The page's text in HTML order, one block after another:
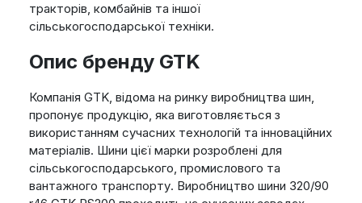
тракторів, комбайнів та іншої
сільськогосподарської техніки.
Опис бренду GTK
Компанія GTK, відома на ринку виробництва шин,
пропонує продукцію, яка виготовляється з
використанням сучасних технологій та інноваційних
матеріалів. Шини цієї марки розроблені для
сільськогосподарського, промислового та
вантажного транспорту. Виробництво шини 320/90